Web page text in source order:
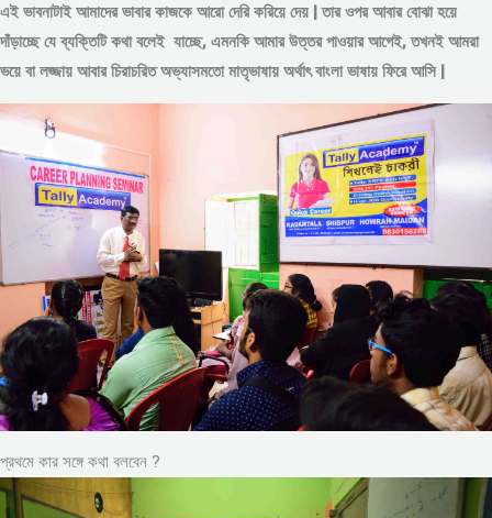
এই ভাবনাটাই আমাদের ভাবার কাজকে আরো দেরি করিয়ে দেয় | তার ওপর আবার বোঝা হয়ে
দাঁড়াচ্ছে যে ব্যক্তিটি কথা বলেই যাচ্ছে, এমনকি আমার উত্তর পাওয়ার আগেই, তখনই আমরা
ভয়ে বা লজ্জায় আবার চিরাচরিত অভ্যাসমতো মাতৃভাষায় অর্থাৎ বাংলা ভাষায় ফিরে আসি |
প্রথমে কার সঙ্গে কথা বলবেন ?